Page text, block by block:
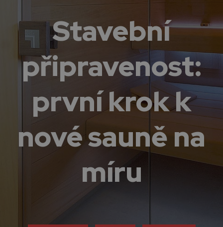
Stavební
připravenost:
první krok k
nové sauně na
míru